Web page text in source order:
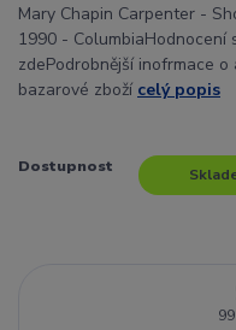
Mary Chapin Carpenter -
1990 -
zdePodrobnější inofrmace
bazarové zboží celý popis
Dostupnost